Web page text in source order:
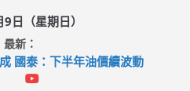
日（星期日）
最新：
國泰：下半年油價續波動
拉 啟德主場館奪錦標